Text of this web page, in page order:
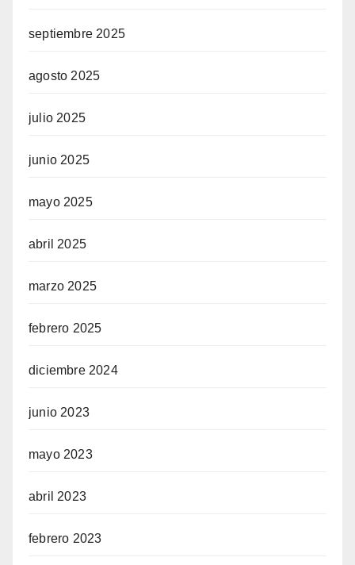
septiembre 2025
agosto 2025
julio 2025
junio 2025
mayo 2025
abril 2025
marzo 2025
febrero 2025
diciembre 2024
junio 2023
mayo 2023
abril 2023
febrero 2023